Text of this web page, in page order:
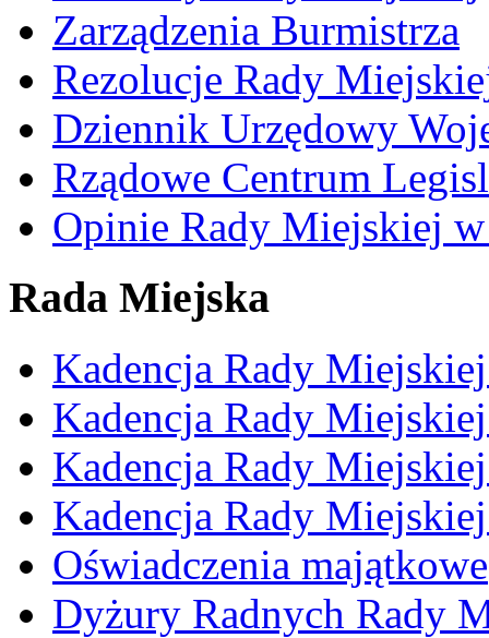
Zarządzenia Burmistrza
Rezolucje Rady
Dziennik Urzędowy
Rządowe Centrum
Opinie Rady Miejskiej w
Rada Miejska
Kadencja Rady
Kadencja Rady
Kadencja Rady
Kadencja Rady
Oświadczenia majątkowe
Dyżury Radnych Rady